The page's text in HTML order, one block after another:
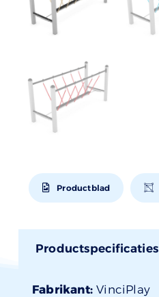
Productblad
Productspecificaties
Fabrikant:VinciPlay